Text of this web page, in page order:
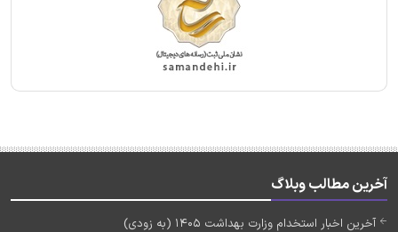
آخرین مطالب وبلاگ
آخرین اخبار استخدام وزارت بهداشت 1405 (به زودی)